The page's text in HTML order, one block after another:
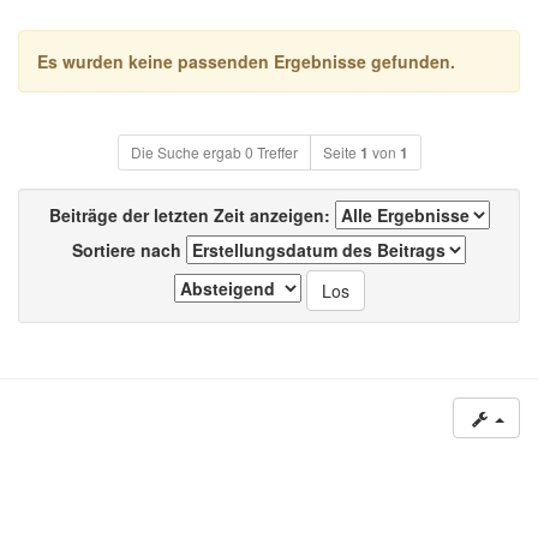
Es wurden keine passenden Ergebnisse gefunden.
Die Suche ergab 0 Treffer Seite 1 von 1
Beiträge der letzten Zeit anzeigen:
Sortiere nach